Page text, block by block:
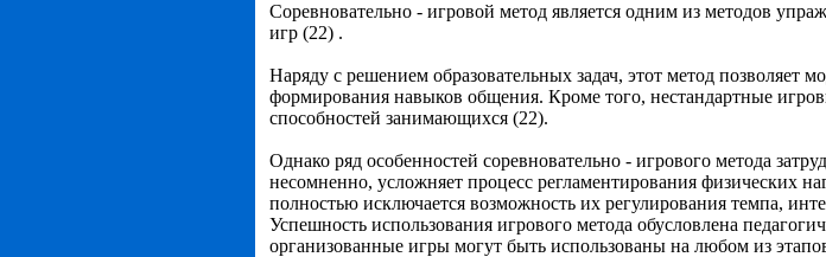
Соревновательно - игровой метод является одним из методов
игр (22) .
Наряду с решением образовательных задач, этот метод
формирования навыков общения. Кроме того, нестандартные
способностей занимающихся (22).
Однако ряд особенностей соревновательно - игрового метода
несомненно, усложняет процесс регламентирования физических
полностью исключается возможность их регулирования темпа,
Успешность использования игрового метода обусловлена
организованные игры могут быть использованы на любом из